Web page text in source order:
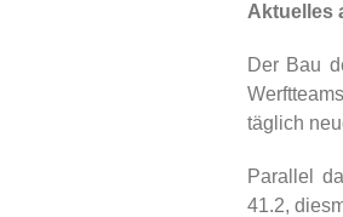
Aktuelles
Der Bau
täglich
Parallel
41.2,